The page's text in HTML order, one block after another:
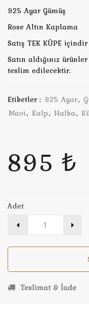
925 Ayar Gümüş
Rose Altın Kaplama
Satış TEK KÜPE içindir
Satın aldığınız
teslim edilecektir.
Etiketler : 925 Ayar,
Mavi, Kalp, Halka,
895 ₺
Adet
Teslimat & İade